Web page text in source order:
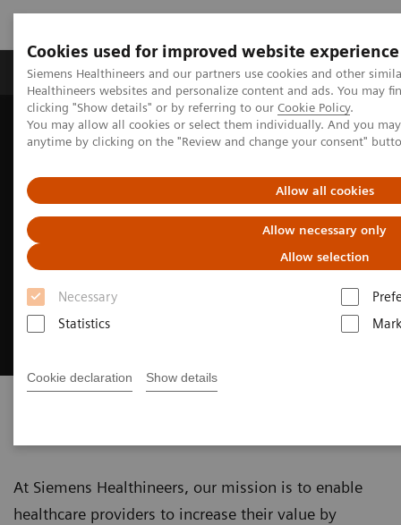
Cookies used for improved website experience
Siemens Healthineers and our partners use cookies and other
Healthineers websites and personalize content and ads. You may
clicking "Show details" or by referring to our Cookie Policy.
You may allow all cookies or select them individually. And you
anytime by clicking on the "Review and change your consent"
Allow all cookies
Allow necessary only
Allow selection
Necessary
Statistics
Cookie declaration Show details
Produkter og løsninger Support og
Hjem Products & Services
At Siemens Healthineers, our mission is to enable
healthcare providers to increase their value by